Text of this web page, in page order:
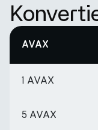
AVAX
1 AVAX
5 AVAX